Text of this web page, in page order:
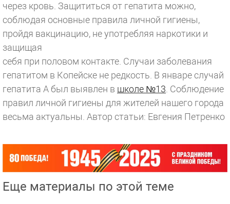
через кровь. Защититься от гепатита можно,
соблюдая основные правила личной гигиены,
пройдя вакцинацию, не употребляя наркотики и
защищая
себя при половом контакте. Случаи заболевания
гепатитом в Копейске не редкость. В январе случай
гепатита А был выявлен в школе №13 . Соблюдение
правил личной гигиены для жителей нашего города
весьма актуальны. Автор статьи: Евгения Петренко
Еще материалы по этой теме